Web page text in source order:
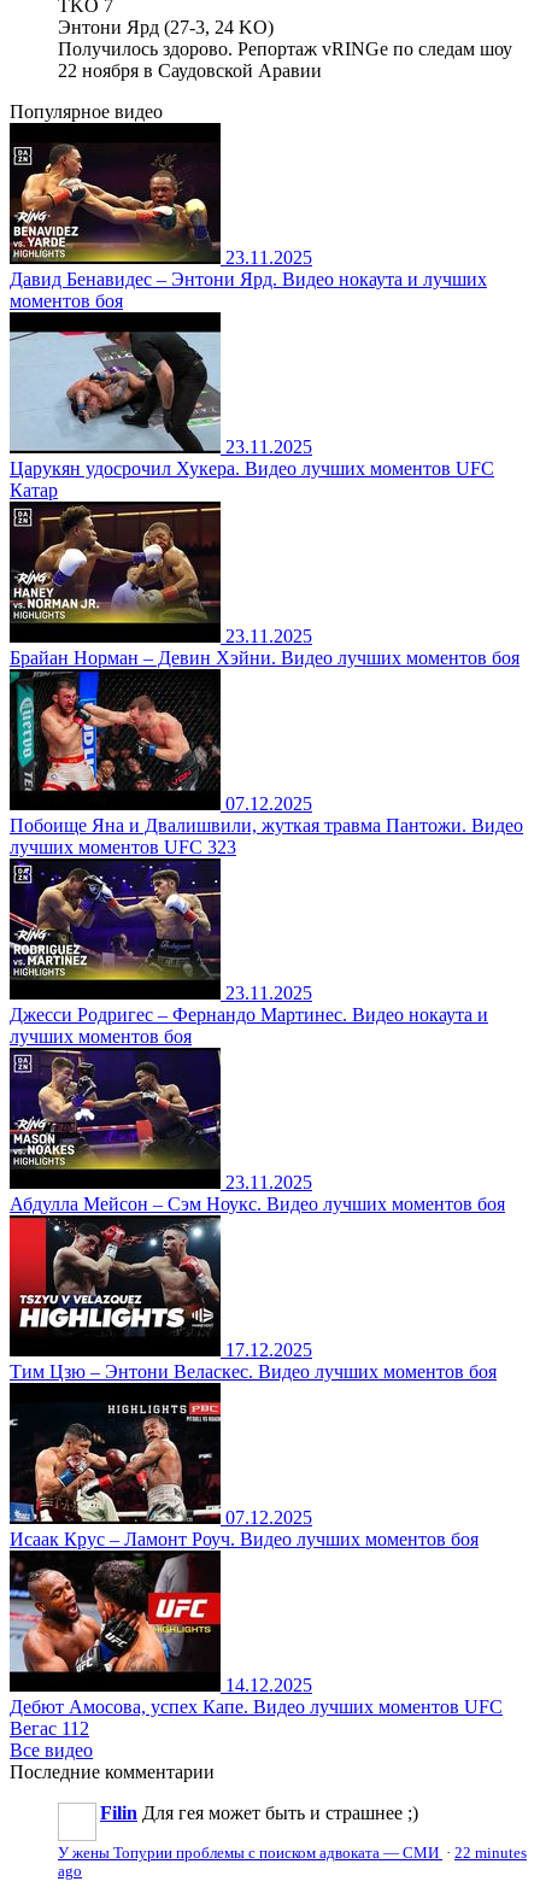
TKO 7
Энтони Ярд (27-3, 24 KO)
Получилось здорово. Репортаж vRINGe по следам шоу
22 ноября в Саудовской Аравии
Популярное видео
23.11.2025
Давид Бенавидес – Энтони Ярд. Видео нокаута и лучших
моментов боя
23.11.2025
Царукян удосрочил Хукера. Видео лучших моментов UFC
Катар
23.11.2025
Брайан Норман – Девин Хэйни. Видео лучших моментов боя
07.12.2025
Побоище Яна и Двалишвили, жуткая травма Пантожи. Видео
лучших моментов UFC 323
23.11.2025
Джесси Родригес – Фернандо Мартинес. Видео нокаута и
лучших моментов боя
23.11.2025
Абдулла Мейсон – Сэм Ноукс. Видео лучших моментов боя
17.12.2025
Тим Цзю – Энтони Веласкес. Видео лучших моментов боя
07.12.2025
Исаак Крус – Ламонт Роуч. Видео лучших моментов боя
14.12.2025
Дебют Амосова, успех Капе. Видео лучших моментов UFC
Вегас 112
Все видео
Последние комментарии
Filin Для гея может быть и страшнее ;)
У жены Топурии проблемы с поиском адвоката — СМИ · 22 minutes
ago